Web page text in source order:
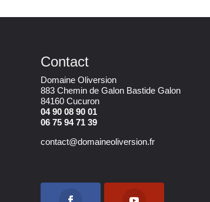
Contact
Domaine Oliversion
883 Chemin de Galon Bastide Galon
84160 Cucuron
04 90 08 90 01
06 75 94 71 39
contact@domaineoliversion.fr